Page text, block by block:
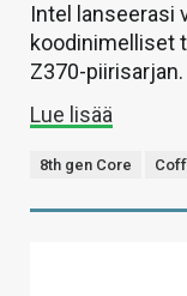
Intel lanseerasi
koodinimelliset
Z370-piirisarjan.
Lue lisää
8th gen Core